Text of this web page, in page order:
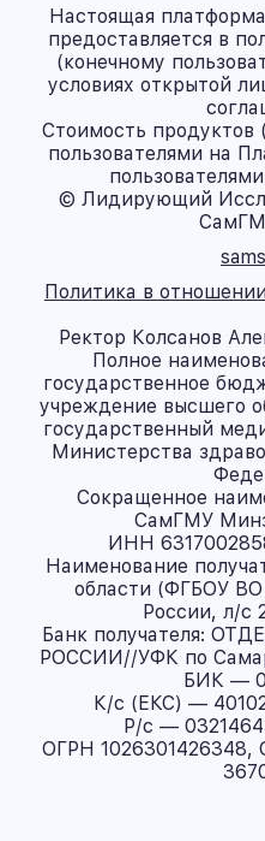
Настоящая
предоставляется в
(конечному
условиях открытой
Стоимость продуктов
пользователями на
© Лидирующий
Политика в
Ректор Колсанов
Полное
государственное
учреждение высшего
государственный
Министерства
Сокращенное
СамГМУ
ИНН
Наименование
области (ФГБОУ
России, л/с
Банк получателя:
РОССИИ//УФК по
БИК —
К/с (ЕКС) —
Р/с —
ОГРН